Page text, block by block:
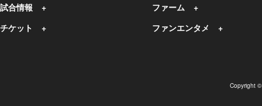
試合情報
チケット
ファーム
ファンエンタメ
Copyright